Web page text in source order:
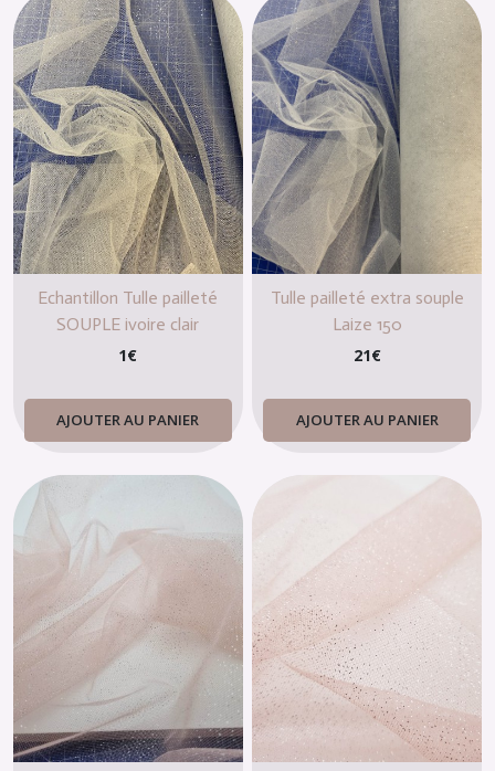
Echantillon Tulle pailleté
SOUPLE ivoire clair
1€
AJOUTER AU PANIER
Tulle pailleté extra souple
Laize 150
21€
AJOUTER AU PANIER